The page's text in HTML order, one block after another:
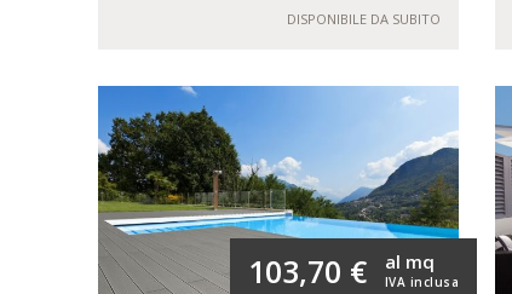
DISPONIBILE DA SUBITO
103,70 € IVA inclusa
al mq